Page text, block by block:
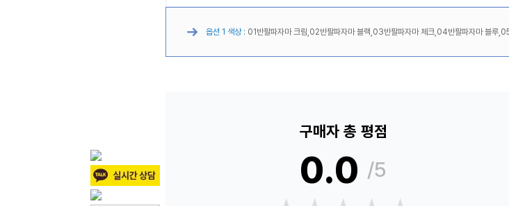
옵션 1 색상 : 01반팔파자마 크림,02반팔파자마 블랙,03반팔파자마 체크,04반팔파자마 블루
구매자 총 평점
0.0 /5